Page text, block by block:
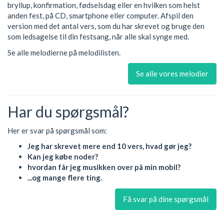
bryllup, konfirmation, fødselsdag eller en hvilken som helst
anden fest, på CD, smartphone eller computer. Afspil den
version med det antal vers, som du har skrevet og bruge den
som ledsagelse til din festsang, når alle skal synge med.
Se alle melodierne på melodilisten.
Se alle vores melodier
Har du spørgsmål?
Her er svar på spørgsmål som:
Jeg har skrevet mere end 10 vers, hvad gør jeg?
Kan jeg købe noder?
hvordan får jeg musikken over på min mobil?
...og mange flere ting.
Få svar på dine spørgsmål